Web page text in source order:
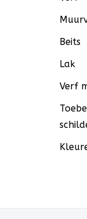
Beits
Lak
Verf